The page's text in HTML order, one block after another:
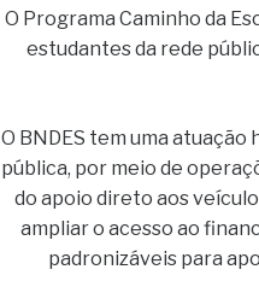
O Programa Caminho da
estudantes da rede
O BNDES tem uma
pública, por meio de
do apoio direto aos
ampliar o acesso ao
padronizáveis para